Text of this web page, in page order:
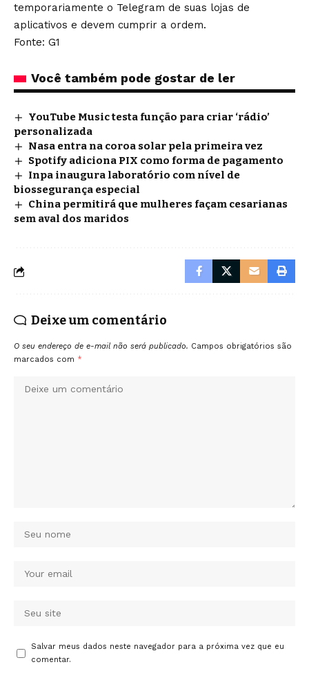
temporariamente o Telegram de suas lojas de
aplicativos e devem cumprir a ordem.
Fonte: G1
Você também pode gostar de ler
YouTube Music testa função para criar ‘rádio’
personalizada
Nasa entra na coroa solar pela primeira vez
Spotify adiciona PIX como forma de pagamento
Inpa inaugura laboratório com nível de
biossegurança especial
China permitirá que mulheres façam cesarianas
sem aval dos maridos
Deixe um comentário
O seu endereço de e-mail não será publicado. Campos obrigatórios são
marcados com *
Salvar meus dados neste navegador para a próxima vez que eu
comentar.